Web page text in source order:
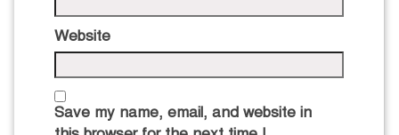
Website
Save my name, email, and website in